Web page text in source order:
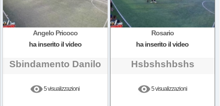
Angelo Pricoco
ha inserito il video
Sbindamento Danilo
5 visualizzazioni
Rosario
ha inserito il video
Hsbshshbshs
5 visualizzazioni